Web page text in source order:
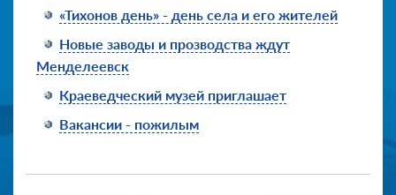
«Тихонов день» - день села и его жителей
Новые заводы и прозводства ждут
Менделеевск
Краеведческий музей приглашает
Вакансии - пожилым